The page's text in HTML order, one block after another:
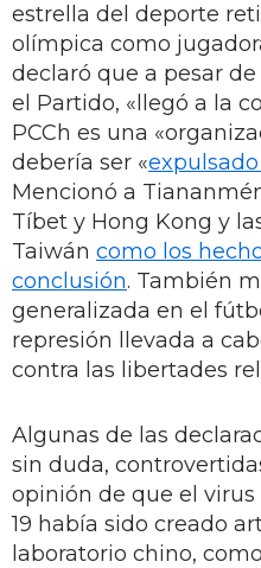
estrella del deporte
olímpica como
declaró que a pesar
el Partido, «llegó a la
PCCh es una
debería ser «
Mencionó a
Tíbet y Hong Kong y
Taiwán como los
conclusión. También
generalizada en el
represión llevada a
contra las libertades
Algunas de las
sin duda,
opinión de que el virus
19 había sido creado
laboratorio chino, como